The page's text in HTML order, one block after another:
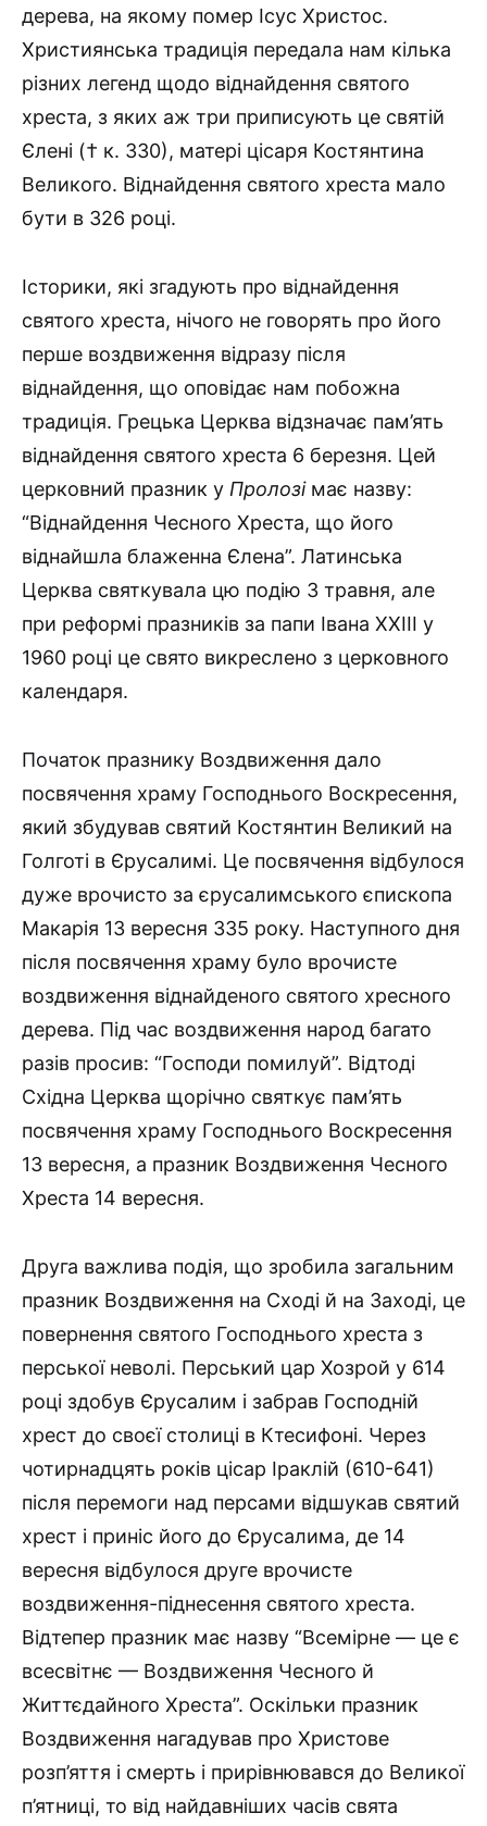
дерева, на якому помер Ісус Христос.
Християн­ська традиція передала нам кілька
різних легенд щодо віднайдення святого
хреста, з яких аж три приписують це святій
Єлені († к. 330), матері цісаря Костянтина
Великого. Віднайдення святого хреста мало
бути в 326 році.
Історики, які згадують про віднайдення
святого хреста, нічого не говорять про його
перше воздвиження відразу після
віднайдення, що оповідає нам побожна
традиція. Грецька Церква відзначає пам’ять
віднайдення святого хреста 6 березня. Цей
церковний празник у Пролозі має назву:
“Віднайдення Чесного Хреста, що його
віднайшла блаженна Єлена”. Латинська
Церква святкувала цю подію 3 травня, але
при реформі празників за папи Івана XXIII у
1960 році це свято викреслено з церковного
календаря.
Початок празнику Воздвиження дало
посвячення храму Гос­поднього Воскресення,
який збудував святий Костянтин Великий на
Голготі в Єрусалимі. Це посвячення відбулося
дуже врочисто за єрусалимського єпископа
Макарія 13 вересня 335 року. Наступ­ного дня
після посвячення храму було врочисте
воздвиження від­найденого святого хресного
дерева. Під час воздвиження народ багато
разів просив: “Господи помилуй”. Відтоді
Східна Церква щорічно святкує пам’ять
посвячення храму Господнього Воскре­сення
13 вересня, а празник Воздвиження Чесного
Хреста 14 вересня.
Друга важлива подія, що зробила загальним
празник Воздви­ження на Сході й на Заході, це
повернення святого Господнього хреста з
перської неволі. Перський цар Хозрой у 614
році здобув Єрусалим і забрав Господній
хрест до своєї столиці в Ктесифоні. Через
чотирнадцять років цісар Іраклій (610-641)
після перемоги над персами відшукав святий
хрест і приніс його до Єрусалима, де 14
вересня відбулося друге врочисте
воздвиження-піднесення свя­того хреста.
Відтепер празник має назву “Всемірне — це є
все­світнє — Воздвиження Чесного й
Життєдайного Хреста”. Оскільки празник
Воздвиження нагадував про Христове
розп’яття і смерть і прирівнювався до Великої
п’ятниці, то від найдавніших часів свята